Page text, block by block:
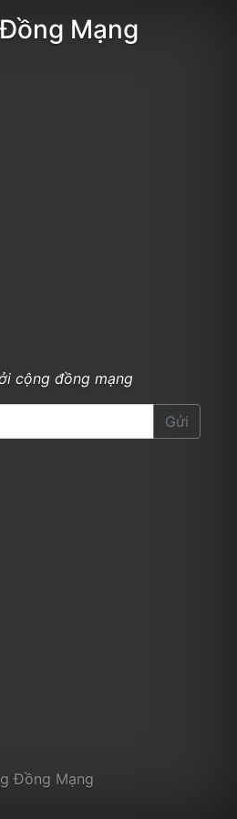
Mạng
cộng đồng mạng
Gửi
Đồng Mạng